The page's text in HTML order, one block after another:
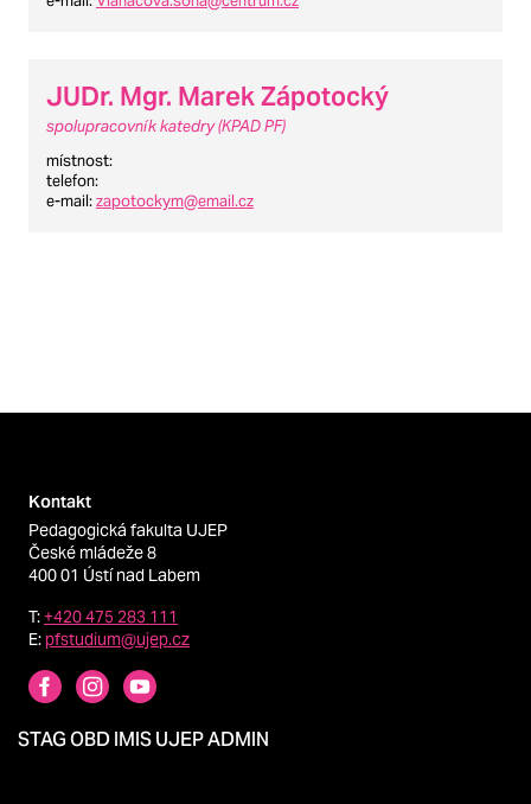
JUDr. Mgr. Marek Zápotocký
spolupracovník katedry (KPAD PF)
místnost:
telefon:
e-mail:zapotockym@email.cz
Kontakt
Pedagogická fakulta UJEP
České mládeže 8
400 01 Ústí nad Labem
T:+420 475 283 111
E:pfstudium@ujep.cz
STAGOBDIMISUJEPADMIN